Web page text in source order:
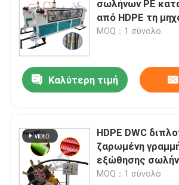
Πλαστικό χαλί που κατασκευάζει
Ζαρωμένη PE γραμμή παραγωγής
σωλήνων PE
από HDPE τη
σωλήνων
MOQ：1 σύνολο
Καλύτερη τιμή
HDPE DWC
ζαρωμένη
εξώθησης
εγκαταστάσεων
MOQ：1 σύνολο